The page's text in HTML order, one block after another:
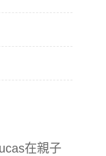
在親子